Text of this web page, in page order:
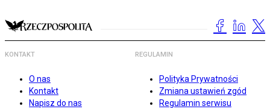
KONTAKT
O nas
Kontakt
Napisz do nas
REGULAMIN
Polityka Prywatności
Zmiana ustawień zgód
Regulamin serwisu